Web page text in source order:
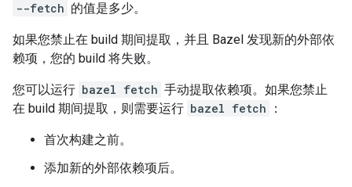
--fetch 的值是多少。
如果您禁止在 build 期间提取，并且 Bazel 发现新的外部依
赖项，您的 build 将失败。
您可以运行 bazel fetch 手动提取依赖项。如果您禁止
在 build 期间提取，则需要运行 bazel fetch ：
首次构建之前。
添加新的外部依赖项后。